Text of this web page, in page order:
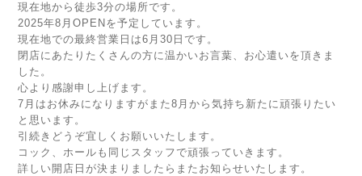
現在地から徒歩3分の場所です。
2025年8月OPENを予定しています。
現在地での最終営業日は6月30日です。
閉店にあたりたくさんの方に温かいお言葉、お心遣いを頂きま
した。
心より感謝申し上げます。
7月はお休みになりますがまた8月から気持ち新たに頑張りたい
と思います。
引続きどうぞ宜しくお願いいたします。
コック、ホールも同じスタッフで頑張っていきます。
詳しい開店日が決まりましたらまたお知らせいたします。